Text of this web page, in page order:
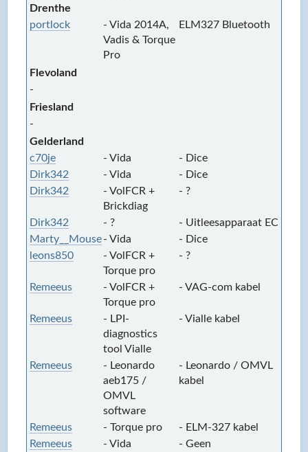
Drenthe
portlock
- Vida 2014A,
Vadis & Torque
Pro
ELM327 Bluetooth
Flevoland
-
Friesland
-
Gelderland
c70je
- Vida - Dice
Dirk342
- Vida - Dice
Dirk342
- VolFCR +
Brickdiag
- ?
Dirk342 - ? - Uitleesapparaat ECC
Marty__Mouse- Vida - Dice
leons850
- VolFCR +
Torque pro
- ?
Remeeus
- VolFCR +
Torque pro
- VAG-com kabel
Remeeus
- LPI-
diagnostics
tool Vialle
- Vialle kabel
Remeeus
- Leonardo
aeb175 /
OMVL
software
- Leonardo / OMVL
kabel
Remeeus - Torque pro - ELM-327 kabel
Remeeus
- Vida - Geen